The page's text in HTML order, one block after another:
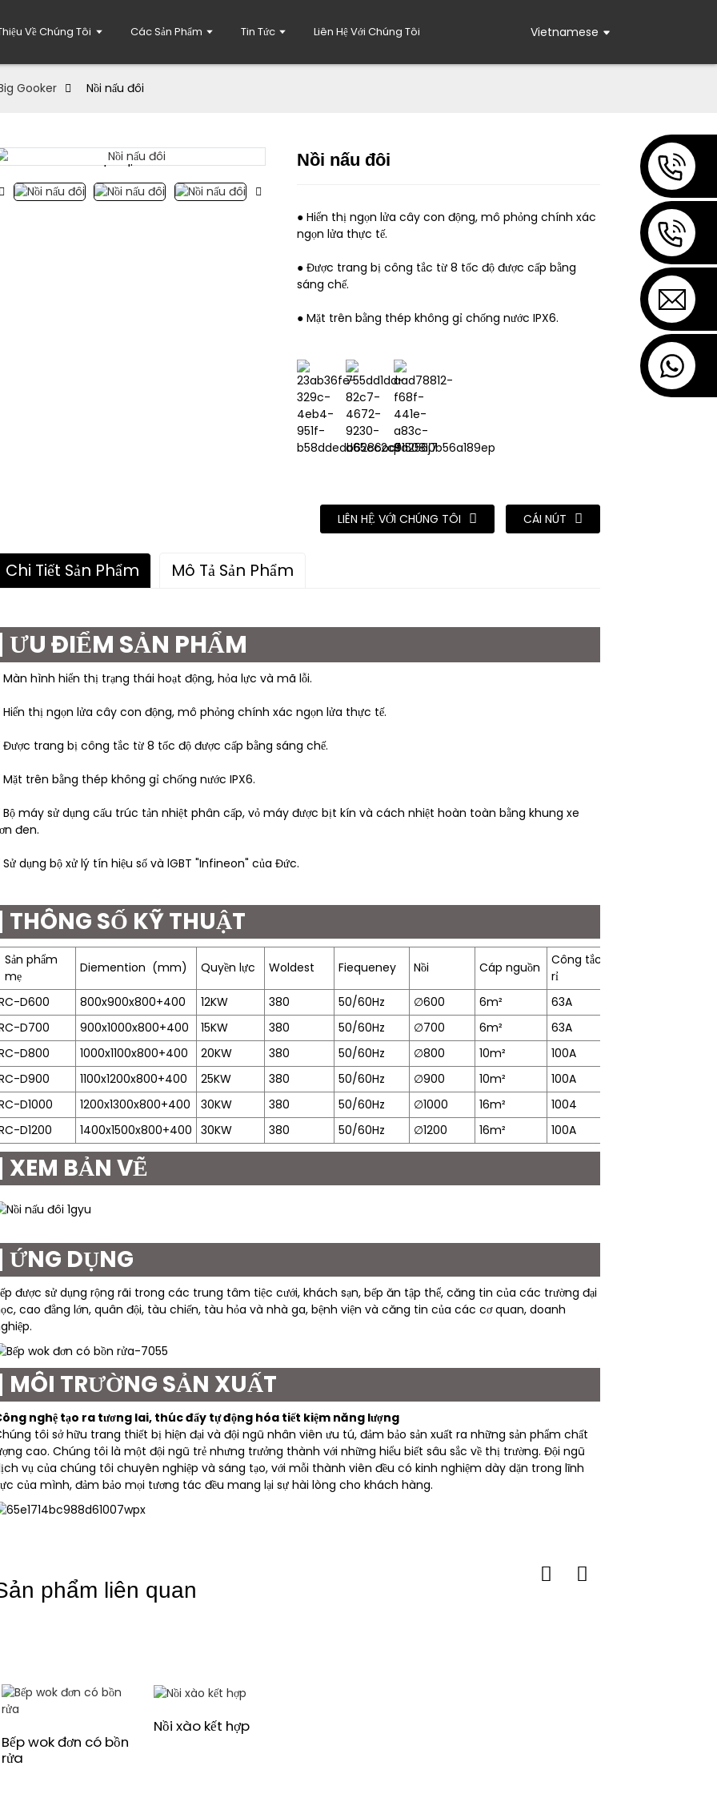
Về Chúng Tôi Các Sản Phẩm Tin Tức Liên Hệ Với Chúng Tôi Vietnamese
Gooker Nồi nấu đôi
Loading...
Loading... Loading...
Loading...
Nồi nấu đôi
● Hiển thị ngọn lửa cây con động, mô phỏng chính xác
ngọn lửa thực tế.
● Được trang bị công tắc từ 8 tốc độ được cấp bằng
sáng chế.
● Mặt trên bằng thép không gỉ chống nước IPX6.
LIÊN HỆ VỚI CHÚNG TÔI CÁI NÚT
Chi Tiết Sản Phẩm Mô Tả Sản Phẩm
ƯU ĐIỂM SẢN PHẨM
Màn hình hiển thị trạng thái hoạt động, hỏa lực và mã lỗi.
Hiển thị ngọn lửa cây con động, mô phỏng chính xác ngọn lửa thực tế.
Được trang bị công tắc từ 8 tốc độ được cấp bằng sáng chế.
Mặt trên bằng thép không gỉ chống nước IPX6.
Bộ máy sử dụng cấu trúc tản nhiệt phân cấp, vỏ máy được bịt kín và cách nhiệt hoàn toàn bằng khung xe
đen.
Sử dụng bộ xử lý tín hiệu số và lGBT "Infineon" của Đức.
THÔNG SỐ KỸ THUẬT
Sản phẩm
mẹ
Diemention (mm) Quyền lực Woldest Fiequeney Nồi Cáp nguồn
Công tắc rò
rỉ
D600 800x900x800+400 12KW 380 50/60Hz ∅600 6m² 63A
D700
900x1000x800+400 15KW 380 50/60Hz ∅700 6m² 63A
D800
1000x1100x800+400 20KW 380 50/60Hz ∅800 10m² 100A
D900
1100x1200x800+400 25KW 380 50/60Hz ∅900 10m² 100A
D1000
1200x1300x800+400 30KW 380 50/60Hz ∅1000 16m² 1004
D1200
1400x1500x800+400 30KW 380 50/60Hz ∅1200 16m² 100A
XEM BẢN VẼ
ỨNG DỤNG
được sử dụng rộng rãi trong các trung tâm tiệc cưới, khách sạn, bếp ăn tập thể, căng tin của các trường đại
cao đẳng lớn, quân đội, tàu chiến, tàu hỏa và nhà ga, bệnh viện và căng tin của các cơ quan, doanh
MÔI TRƯỜNG SẢN XUẤT
nghệ tạo ra tương lai, thúc đẩy tự động hóa tiết kiệm năng lượng
tôi sở hữu trang thiết bị hiện đại và đội ngũ nhân viên ưu tú, đảm bảo sản xuất ra những sản phẩm chất
cao. Chúng tôi là một đội ngũ trẻ nhưng trưởng thành với những hiểu biết sâu sắc về thị trường. Đội ngũ
vụ của chúng tôi chuyên nghiệp và sáng tạo, với mỗi thành viên đều có kinh nghiệm dày dặn trong lĩnh
của mình, đảm bảo mọi tương tác đều mang lại sự hài lòng cho khách hàng.
phẩm liên quan
Bếp wok đơn có bồn
rửa
Nồi xào kết hợp